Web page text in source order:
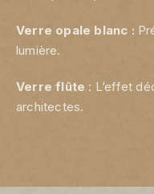
Verre opale blanc :
lumière.
Verre flûte : L’effet
architectes.